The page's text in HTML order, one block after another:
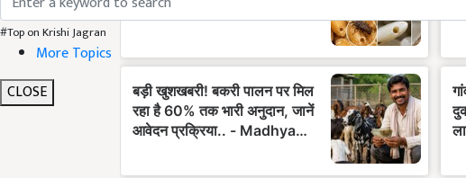
#Top on Krishi Jagran
More Topics
CLOSE